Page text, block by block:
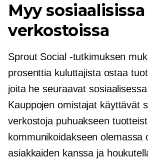
Myy sosiaalisissa
verkostoissa
Sprout Social -tutkimuksen
prosenttia kuluttajista ostaa
​​joita he seuraavat
Kauppojen omistajat käyttävät
verkostoja puhuakseen
kommunikoidakseen olemassa
asiakkaiden kanssa ja